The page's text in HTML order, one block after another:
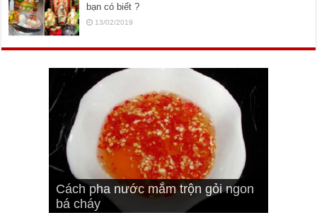
bạn có biết ?
13/02/2019
Cách pha nước mắm trộn gỏi ngon
bá cháy
Bí quyết để chiên đậu hũ giòn ngon
Cách ướp sườn non nướng ngon
đúng vị
Cách ướp thịt heo chiên ngon mềm
Bật mí cách ướp sườn cơm tấm
ngon